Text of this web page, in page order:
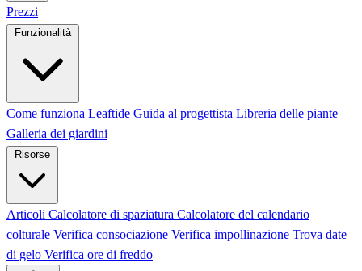
Prezzi
Funzionalità
Come funziona Leaftide Guida al progettista Libreria delle piante
Galleria dei giardini
Risorse
Articoli Calcolatore di spaziatura Calcolatore del calendario
colturale Verifica consociazione Verifica impollinazione Trova date
di gelo Verifica ore di freddo